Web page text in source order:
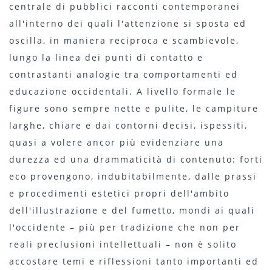
centrale di pubblici racconti contemporanei
all'interno dei quali l'attenzione si sposta ed
oscilla, in maniera reciproca e scambievole,
lungo la linea dei punti di contatto e
contrastanti analogie tra comportamenti ed
educazione occidentali. A livello formale le
figure sono sempre nette e pulite, le campiture
larghe, chiare e dai contorni decisi, ispessiti,
quasi a volere ancor più evidenziare una
durezza ed una drammaticità di contenuto: forti
eco provengono, indubitabilmente, dalle prassi
e procedimenti estetici propri dell'ambito
dell'illustrazione e del fumetto, mondi ai quali
l'occidente – più per tradizione che non per
reali preclusioni intellettuali – non è solito
accostare temi e riflessioni tanto importanti ed